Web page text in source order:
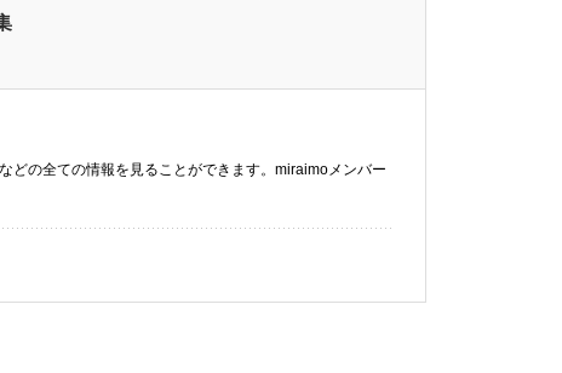
どの全ての情報を見ることができます。miraimoメンバー
り